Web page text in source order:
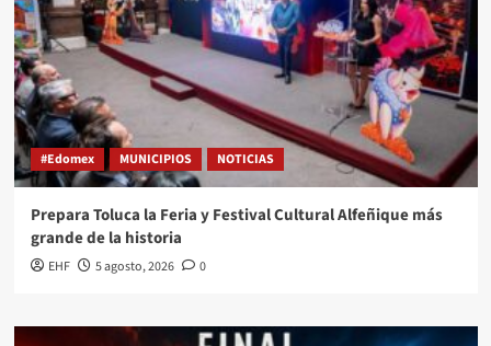
#Edomex MUNICIPIOS NOTICIAS
Prepara Toluca la Feria y Festival Cultural Alfeñique más
grande de la historia
EHF 5 agosto, 2026 0